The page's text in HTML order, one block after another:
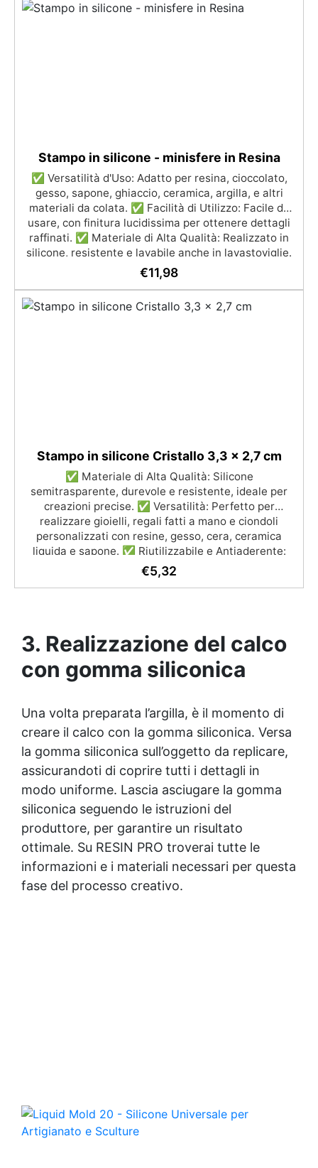
di solventi e BPA, ideale per un lavoro confortevole e
Stampo in silicone - minisfere in Resina
✅ Versatilità d'Uso: Adatto per resina, cioccolato,
gesso, sapone, ghiaccio, ceramica, argilla, e altri
materiali da colata. ✅ Facilità di Utilizzo: Facile da
usare, con finitura lucidissima per ottenere dettagli
raffinati. ✅ Materiale di Alta Qualità: Realizzato in
silicone, resistente e lavabile anche in lavastoviglie.
✅ Dimensioni Perfette: Oggetti riprodotti con un
diametro di 40 mm, ideali per creazioni precise. ✅
cabochon, cioccolatini e decorazioni personalizzate.
€11,98
Stampo in silicone Cristallo 3,3 x 2,7 cm
✅ Materiale di Alta Qualità: Silicone
semitrasparente, durevole e resistente, ideale per
creazioni precise. ✅ Versatilità: Perfetto per
realizzare gioielli, regali fatti a mano e ciondoli
personalizzati con resine, gesso, cera, ceramica
liquida e sapone. ✅ Riutilizzabile e Antiaderente:
Facile da usare e pulire, garantendo risultati ottimali
e duraturi. ✅ Resistenza alle Temperature:
mantenere il materiale intatto nel tempo.
€5,32
3. Realizzazione del calco
con gomma siliconica
Una volta preparata l’argilla, è il momento di
creare il calco con la gomma siliconica. Versa
la gomma siliconica sull’oggetto da replicare,
assicurandoti di coprire tutti i dettagli in
modo uniforme. Lascia asciugare la gomma
siliconica seguendo le istruzioni del
produttore, per garantire un risultato
ottimale. Su RESIN PRO troverai tutte le
informazioni e i materiali necessari per questa
fase del processo creativo.